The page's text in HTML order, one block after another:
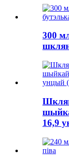
300
16,9